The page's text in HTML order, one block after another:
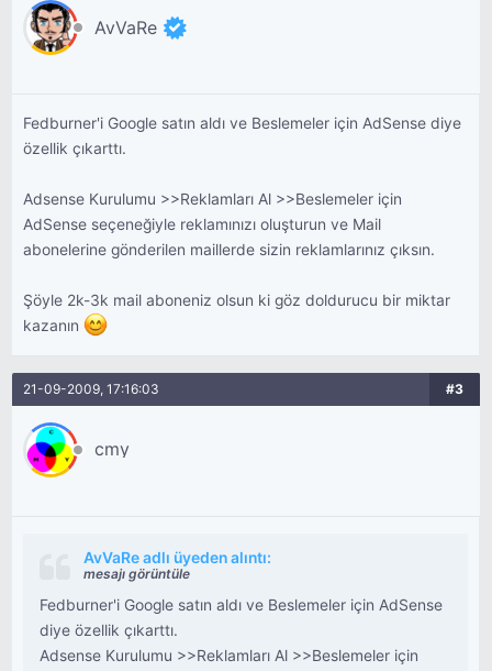
AvVaRe
Fedburner'i Google satın aldı ve Beslemeler için AdSense diye
özellik çıkarttı.
Adsense Kurulumu >>Reklamları Al >>Beslemeler için
AdSense seçeneğiyle reklamınızı oluşturun ve Mail
abonelerine gönderilen maillerde sizin reklamlarınız çıksın.
Şöyle 2k-3k mail aboneniz olsun ki göz doldurucu bir miktar
kazanın
21-09-2009, 17:16:03 #3
cmy
AvVaRe adlı üyeden alıntı:
mesajı görüntüle
Fedburner'i Google satın aldı ve Beslemeler için AdSense
diye özellik çıkarttı.
Adsense Kurulumu >>Reklamları Al >>Beslemeler için